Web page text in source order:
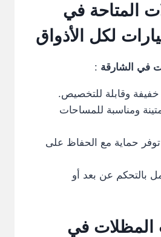
المتاحة في
لكل الأذواق
في الشارقة :
وقابلة للتخصيص.
ومناسبة للمساحات
حماية مع الحفاظ على
بالتحكم عن بعد أو
المظلات في